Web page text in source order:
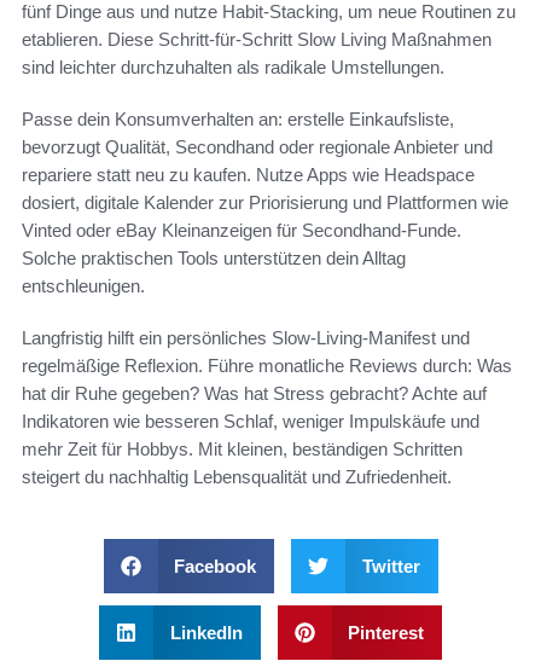
fünf Dinge aus und nutze Habit-Stacking, um neue Routinen zu
etablieren. Diese Schritt-für-Schritt Slow Living Maßnahmen
sind leichter durchzuhalten als radikale Umstellungen.
Passe dein Konsumverhalten an: erstelle Einkaufsliste,
bevorzugt Qualität, Secondhand oder regionale Anbieter und
repariere statt neu zu kaufen. Nutze Apps wie Headspace
dosiert, digitale Kalender zur Priorisierung und Plattformen wie
Vinted oder eBay Kleinanzeigen für Secondhand-Funde.
Solche praktischen Tools unterstützen dein Alltag
entschleunigen.
Langfristig hilft ein persönliches Slow-Living-Manifest und
regelmäßige Reflexion. Führe monatliche Reviews durch: Was
hat dir Ruhe gegeben? Was hat Stress gebracht? Achte auf
Indikatoren wie besseren Schlaf, weniger Impulskäufe und
mehr Zeit für Hobbys. Mit kleinen, beständigen Schritten
steigert du nachhaltig Lebensqualität und Zufriedenheit.
Facebook Twitter
LinkedIn Pinterest